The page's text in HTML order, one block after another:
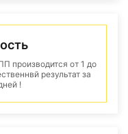
производится от 1 до
результат за
!